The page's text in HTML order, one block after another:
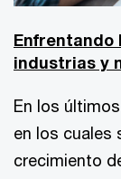
Enfrentando
industrias y
En los
en los cuales
crecimiento